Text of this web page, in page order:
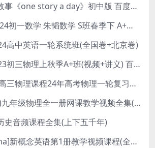
一天一个小故事《one story a day》初中版 百度网盘分享下载
初中数学 2024初一数学 朱韬数学 S班春季下 A+班春季下 百度云网盘
高中英语一轮系统班(全国卷+北京卷)
杨萌物理2023初三物理上秋季A+班(视频+讲义) 百度网盘分享
2024赵玉峰高三物理课程24年高考物理一轮复习网课教程
沪科版(初三)九年级物理全一册网课教学视频全集(录播版 杜春雨 66讲)
史音频课程全集(上下五千年)
[胡金铭 Diana]新概念英语第1册教学视频课程(全集 百度网盘下载)